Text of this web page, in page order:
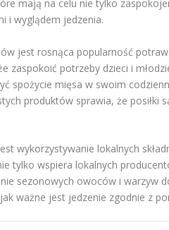
mają na celu nie tylko
i wyglądem jedzenia.
jest rosnąca popularność potraw
zaspokoić potrzeby dzieci i
spożycie mięsa w swoim
produktów sprawia, że posiłki
wykorzystywanie lokalnych
tylko wspiera lokalnych
sezonowych owoców i warzyw
ważne jest jedzenie zgodnie z